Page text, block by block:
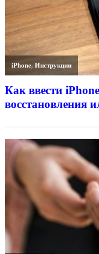
iPhone,Инструкции
Как ввести
восстановления